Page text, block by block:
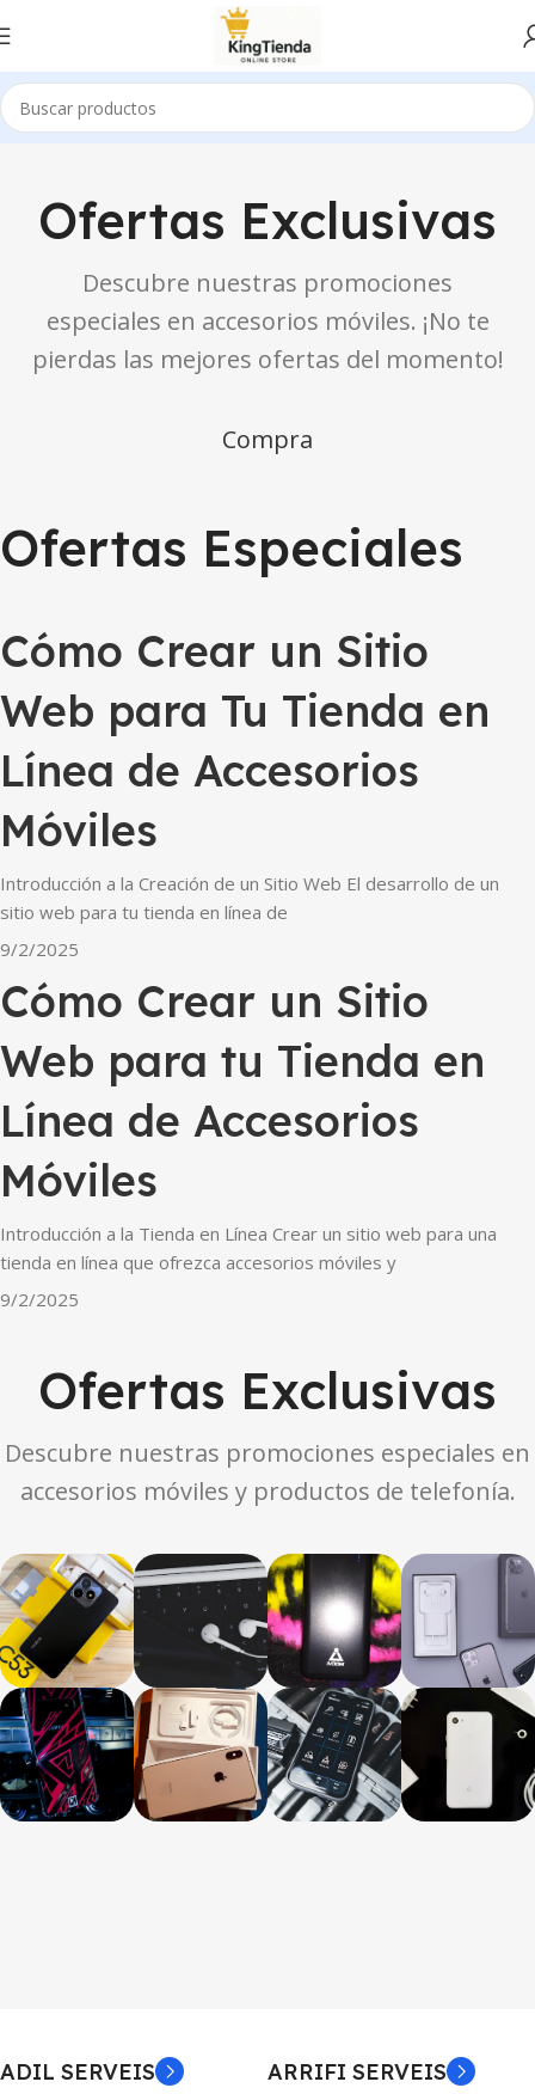
Ofertas Exclusivas
Descubre nuestras promociones
especiales en accesorios móviles. ¡No te
pierdas las mejores ofertas del momento!
Compra
Ofertas Especiales
Cómo Crear un Sitio
Web para Tu Tienda en
Línea de Accesorios
Móviles
Introducción a la Creación de un Sitio Web El desarrollo de un
sitio web para tu tienda en línea de
9/2/2025
Cómo Crear un Sitio
Web para tu Tienda en
Línea de Accesorios
Móviles
Introducción a la Tienda en Línea Crear un sitio web para una
tienda en línea que ofrezca accesorios móviles y
9/2/2025
Ofertas Exclusivas
Descubre nuestras promociones especiales en
accesorios móviles y productos de telefonía.
ADIL SERVEIS ARRIFI SERVEIS